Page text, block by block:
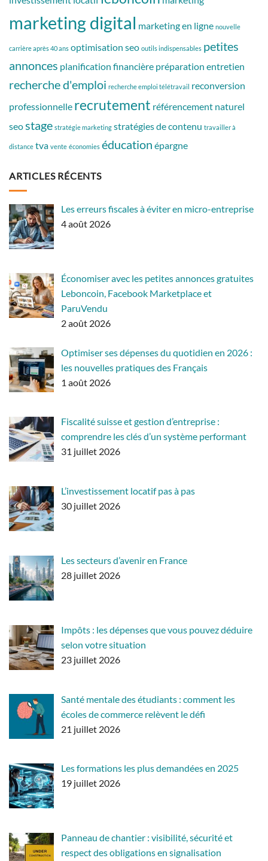
marketing digital marketing en ligne nouvelle
carrière après 40 ans optimisation seo outils indispensables petites
annonces planification financière préparation entretien
recherche d'emploi recherche emploi télétravail
reconversion
professionnelle recrutement référencement naturel
seostage stratégie marketing stratégies de contenu travailler à
distance tva vente économies éducation épargne
ARTICLES RÉCENTS
Les erreurs fiscales à éviter en micro-entreprise
4 août 2026
Économiser avec les petites annonces gratuites
Leboncoin, Facebook Marketplace et
ParuVendu
2 août 2026
Optimiser ses dépenses du quotidien en 2026 :
les nouvelles pratiques des Français
1 août 2026
Fiscalité suisse et gestion d’entreprise :
comprendre les clés d’un système performant
31 juillet 2026
L’investissement locatif pas à pas
30 juillet 2026
Les secteurs d’avenir en France
28 juillet 2026
Impôts : les dépenses que vous pouvez déduire
selon votre situation
23 juillet 2026
Santé mentale des étudiants : comment les
écoles de commerce relèvent le défi
21 juillet 2026
Les formations les plus demandées en 2025
19 juillet 2026
Panneau de chantier : visibilité, sécurité et
respect des obligations en signalisation